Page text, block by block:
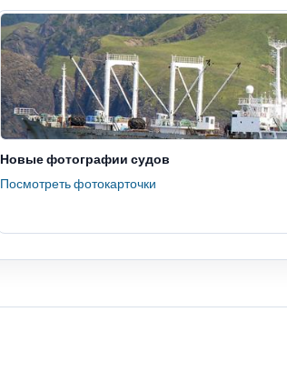
Новые фотографии судов
Посмотреть фотокарточки